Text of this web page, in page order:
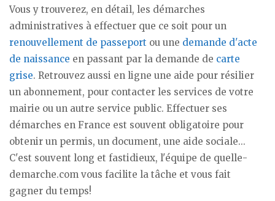
Vous y trouverez, en détail, les démarches
administratives à effectuer que ce soit pour un
renouvellement de passeport ou une demande d'acte
de naissance en passant par la demande de carte
grise. Retrouvez aussi en ligne une aide pour résilier
un abonnement, pour contacter les services de votre
mairie ou un autre service public. Effectuer ses
démarches en France est souvent obligatoire pour
obtenir un permis, un document, une aide sociale...
C'est souvent long et fastidieux, l'équipe de quelle-
demarche.com vous facilite la tâche et vous fait
gagner du temps!